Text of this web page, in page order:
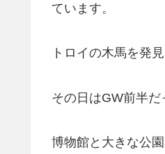
ています。
トロイの木馬を発
その日はGW前半だ
博物館と大きな公